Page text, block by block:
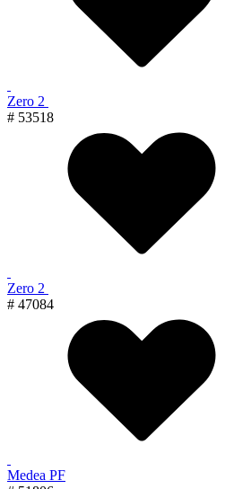
Zero 2
# 53518
Zero 2
# 47084
Medea PF